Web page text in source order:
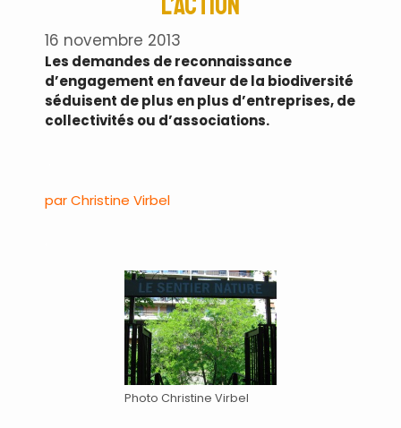
16 novembre 2013
Les demandes de reconnaissance
d’engagement en faveur de la biodiversité
séduisent de plus en plus d’entreprises, de
collectivités ou d’associations.
par Christine Virbel
Photo Christine Virbel